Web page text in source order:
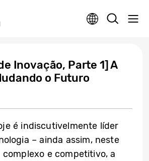
Inovação, Parte 1] A
o Futuro
é indiscutivelmente líder
– ainda assim, neste
complexo e competitivo, a